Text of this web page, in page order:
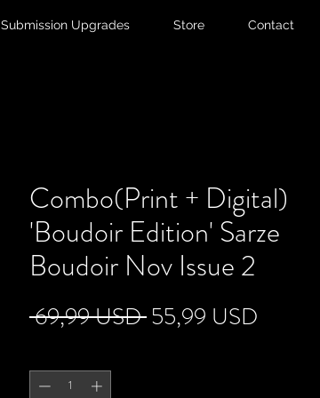
Submission Upgrades Store Contact
Combo(Print + Digital)
'Boudoir Edition' Sarze
Boudoir Nov Issue 2
69,99 USD Prezzo
55,99 USD